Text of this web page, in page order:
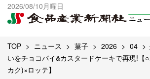
2026/08/10月曜日
出版物一覧へ
試読・購読申し込み
TOP ニュース 菓子 2026 04
いをチョコパイ&カスタードケーキで再現!
カク)×ロッテ】